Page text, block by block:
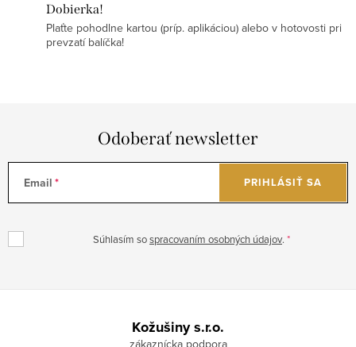
Dobierka!
Plaťte pohodlne kartou (príp. aplikáciou) alebo v hotovosti pri
prevzatí balíčka!
Odoberať newsletter
Email
Súhlasím sospracovaním osobných údajov.
PRIHLÁSIŤ SA
Kožušiny s.r.o.